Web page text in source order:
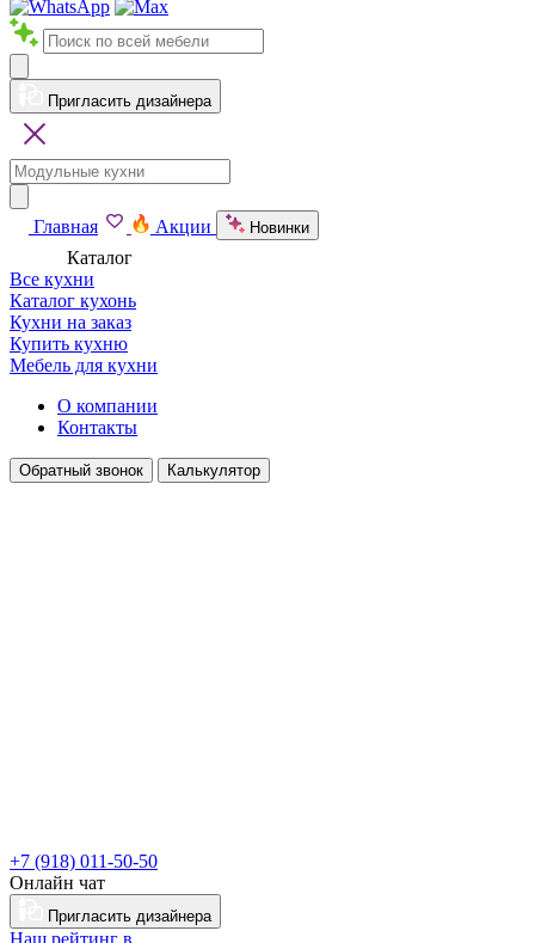
Пригласить дизайнера
Главная Акции Новинки
Каталог
Все кухни
Каталог кухонь
Кухни на заказ
Купить кухню
Мебель для кухни
О компании
Контакты
Обратный звонок Калькулятор
+7 (918) 011-50-50
Онлайн чат
Пригласить дизайнера
Наш рейтинг в